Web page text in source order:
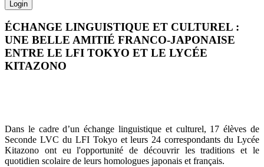
ÉCHANGE LINGUISTIQUE ET CULTUREL :
UNE BELLE AMITIÉ FRANCO-JAPONAISE
ENTRE LE LFI TOKYO ET LE LYCÉE
KITAZONO
Dans le cadre d’un échange linguistique et culturel, 17 élèves de
Seconde LVC du LFI Tokyo et leurs 24 correspondants du Lycée
Kitazono ont eu l'opportunité de découvrir les traditions et le
quotidien scolaire de leurs homologues japonais et français.